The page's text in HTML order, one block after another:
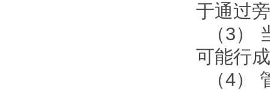
于通过
（3）
可能行
（4）